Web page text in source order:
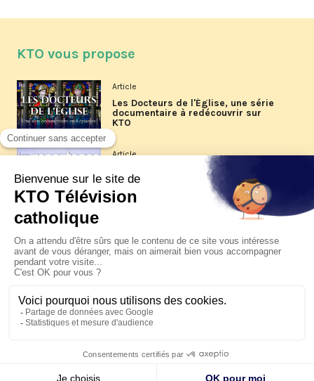
KTO vous propose
Article
Les Docteurs de l'Église, une série
documentaire à redécouvrir sur
KTO
Article
Les reportages d'été 2026 de KTO
La visite pastorale du pape Léon
XIV à Assise à suivre sur KTO le
jeudi 6 août
Le pape en Uruguay, Argentine et
Pérou du 6 au 17 novembre 2026